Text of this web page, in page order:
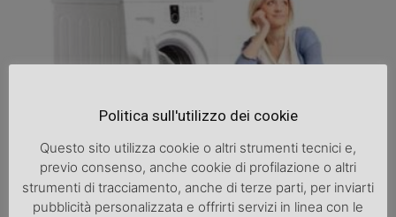
Come lavare i vestiti al meglio
SpazioDonna
Politica sull'utilizzo dei cookie
Questo sito utilizza cookie o altri strumenti tecnici e,
previo consenso, anche cookie di profilazione o altri
strumenti di tracciamento, anche di terze parti, per inviarti
pubblicità personalizzata e offrirti servizi in linea con le